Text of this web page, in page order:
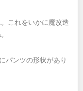
これをいかに魔改造
パンツの形状があり